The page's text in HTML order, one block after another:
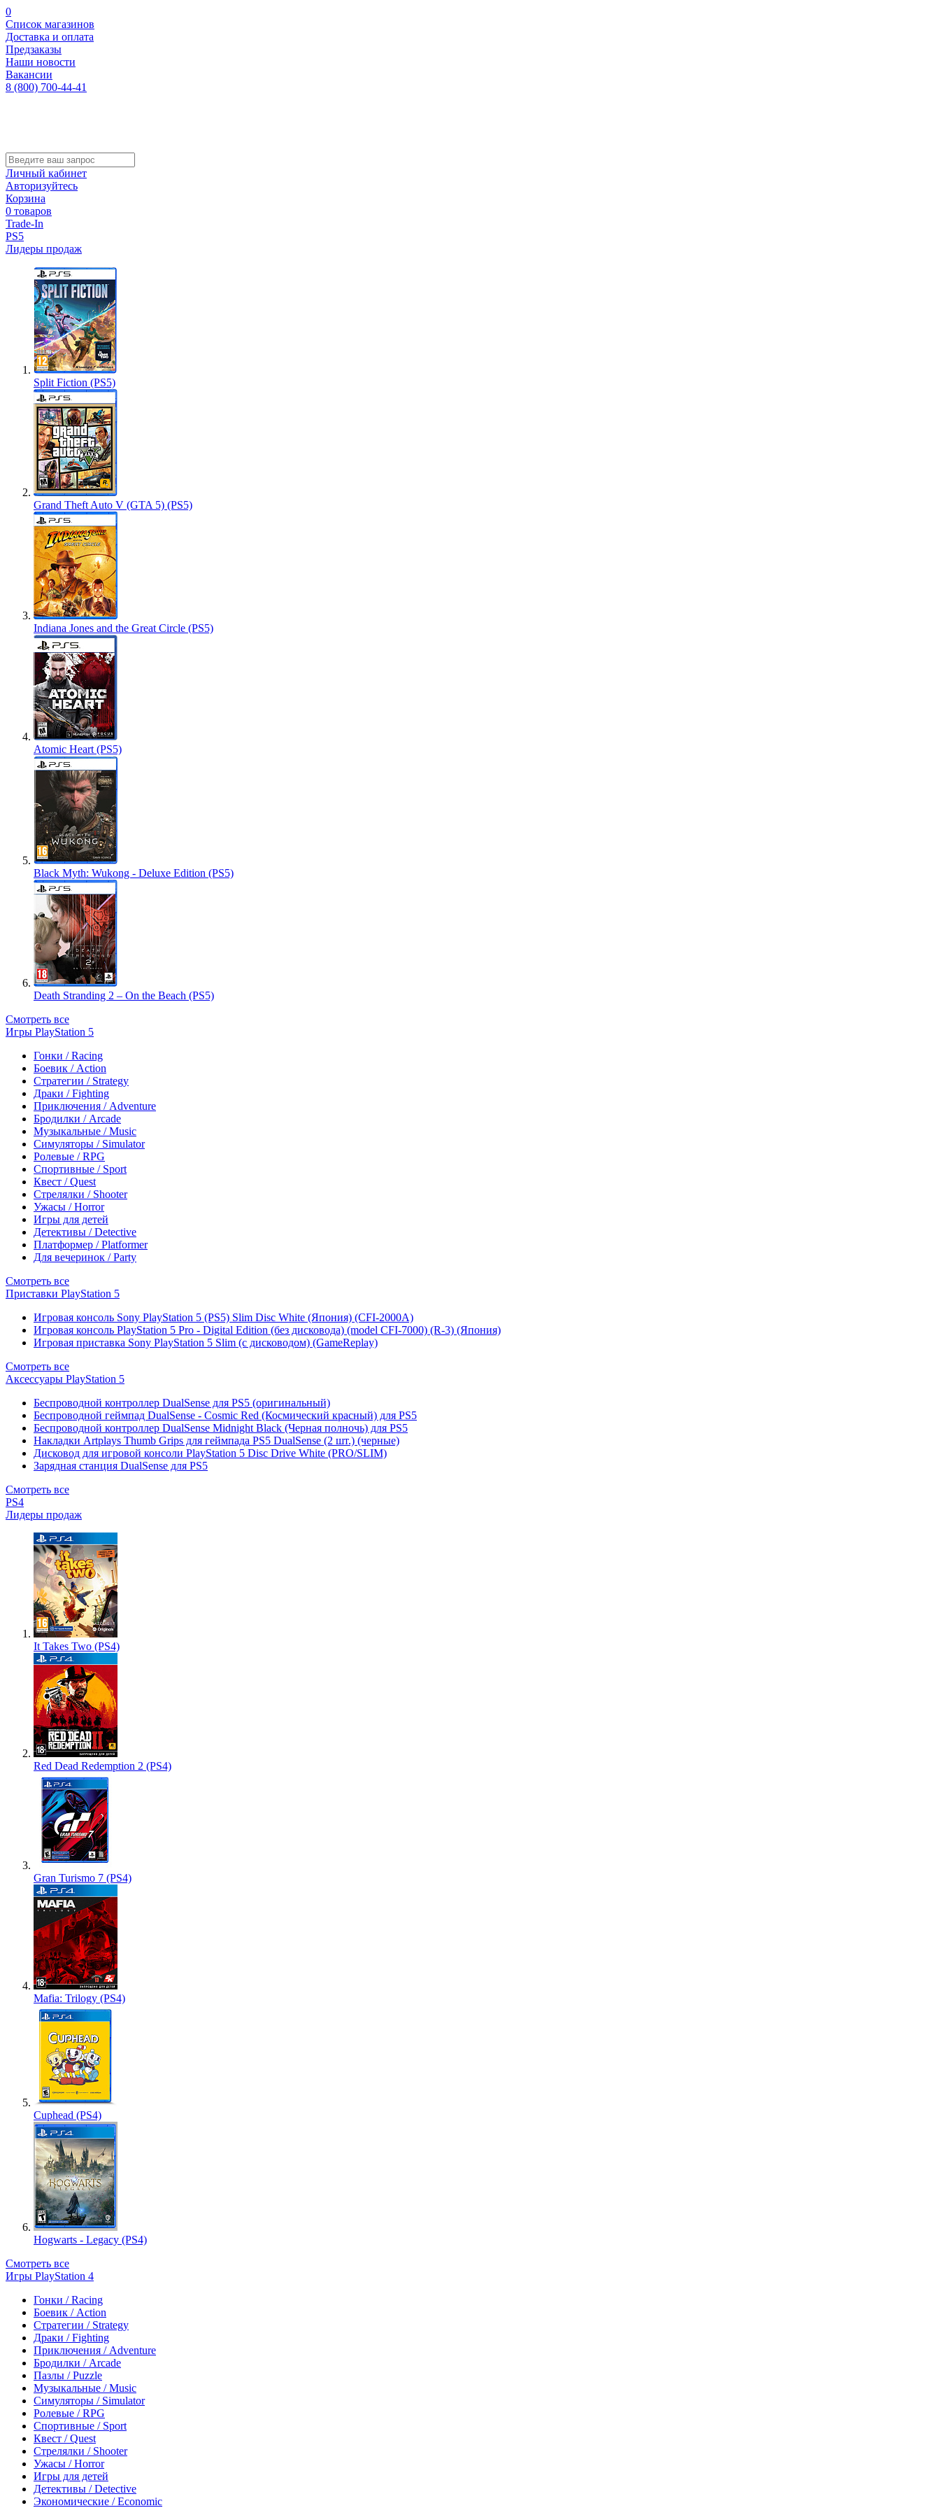
0
Список магазинов
Доставка и оплата
Предзаказы
Наши новости
Вакансии
8 (800) 700-44-41
Личный кабинет
Авторизуйтесь
Корзина
0 товаров
Trade-In
PS5
Лидеры продаж
Split Fiction (PS5)
Grand Theft Auto V (GTA 5) (PS5)
Indiana Jones and the Great Circle (PS5)
Atomic Heart (PS5)
Black Myth: Wukong - Deluxe Edition (PS5)
Death Stranding 2 – On the Beach (PS5)
Смотреть все
Игры PlayStation 5
Гонки / Racing
Боевик / Action
Стратегии / Strategy
Драки / Fighting
Приключения / Adventure
Бродилки / Arcade
Музыкальные / Music
Симуляторы / Simulator
Ролевые / RPG
Спортивные / Sport
Квест / Quest
Стрелялки / Shooter
Ужасы / Horror
Игры для детей
Детективы / Detective
Платформер / Platformer
Для вечеринок / Party
Смотреть все
Приставки PlayStation 5
Игровая консоль Sony PlayStation 5 (PS5) Slim Disc White (Япония) (CFI-2000A)
Игровая консоль PlayStation 5 Pro - Digital Edition (без дисковода) (model CFI-7000) (R-3) (Япония)
Игровая приставка Sony PlayStation 5 Slim (с дисководом) (GameReplay)
Смотреть все
Аксессуары PlayStation 5
Беспроводной контроллер DualSense для PS5 (оригинальный)
Беспроводной геймпад DualSense - Cosmic Red (Космический красный) для PS5
Беспроводной контроллер DualSense Midnight Black (Черная полночь) для PS5
Накладки Artplays Thumb Grips для геймпада PS5 DualSense (2 шт.) (черные)
Дисковод для игровой консоли PlayStation 5 Disc Drive White (PRO/SLIM)
Зарядная станция DualSense для PS5
Смотреть все
PS4
Лидеры продаж
It Takes Two (PS4)
Red Dead Redemption 2 (PS4)
Gran Turismo 7 (PS4)
Mafia: Trilogy (PS4)
Cuphead (PS4)
Hogwarts - Legacy (PS4)
Смотреть все
Игры PlayStation 4
Гонки / Racing
Боевик / Action
Стратегии / Strategy
Драки / Fighting
Приключения / Adventure
Бродилки / Arcade
Пазлы / Puzzle
Музыкальные / Music
Симуляторы / Simulator
Ролевые / RPG
Спортивные / Sport
Квест / Quest
Стрелялки / Shooter
Ужасы / Horror
Игры для детей
Детективы / Detective
Экономические / Economic